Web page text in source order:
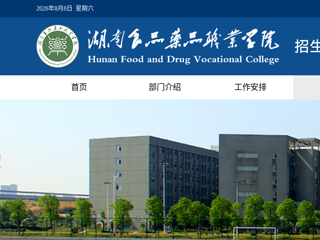
2026年8月8日 星期六
首页 部门介绍 工作安排